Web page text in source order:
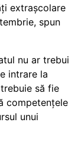
extrașcolare
spun
nu ar trebui
intrare la
să fie
competențele
unui